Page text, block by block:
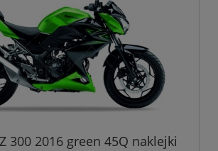
300 2016 green 45Q naklejki